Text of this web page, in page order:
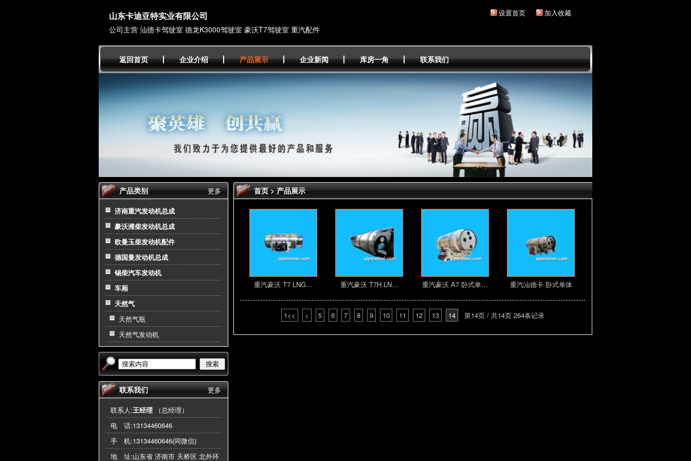
山东卡迪亚特实业有限公司
公司主营 汕德卡驾驶室 德龙K3000驾驶室 豪沃T7驾驶室 重汽配件
设置首页 加入收藏
返回首页 企业介绍 产品展示 企业新闻 库房一角 联系我们
更多
产品类别
济南重汽发动机总成
豪沃潍柴发动机总成
欧曼玉柴发动机配件
德国曼发动机总成
锡柴汽车发动机
车厢
天然气
天然气瓶
天然气发动机
搜索
更多
联系我们
联系人:王经理 （总经理）
电 话:13134460646
手 机:13134460646(同微信)
地 址:山东省 济南市 天桥区 北外环
首页>产品展示
重汽豪沃 T7 LNG… 重汽豪沃 T7H LN… 重汽豪沃 A7 卧式单…
重汽汕德卡 卧式单体
…
1<<
< 5 6 7 8 9 10 11 12 13 14 第14页 / 共14页 264条记录